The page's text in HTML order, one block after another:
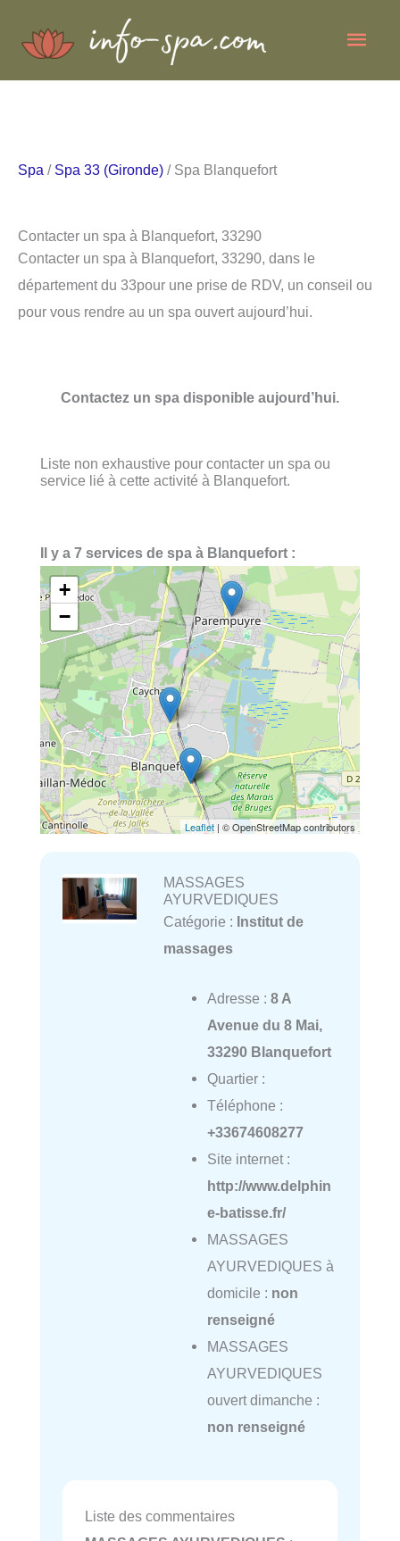
Spa / Spa 33 (Gironde) / Spa Blanquefort
Contacter un spa à Blanquefort, 33290
Contacter un spa à Blanquefort, 33290, dans le
département du 33pour une prise de RDV, un conseil ou
pour vous rendre au un spa ouvert aujourd’hui.
Contactez un spa disponible aujourd’hui.
Liste non exhaustive pour contacter un spa ou
service lié à cette activité à Blanquefort.
Il y a 7 services de spa à Blanquefort :
+
−
Leaflet | © OpenStreetMap contributors
MASSAGES
AYURVEDIQUES
Catégorie : Institut de
massages
Adresse : 8 A
Avenue du 8 Mai,
33290 Blanquefort
Quartier :
Téléphone :
+33674608277
Site internet :
http://www.delphin
e-batisse.fr/
MASSAGES
AYURVEDIQUES à
domicile : non
renseigné
MASSAGES
AYURVEDIQUES
ouvert dimanche :
non renseigné
Liste des commentaires